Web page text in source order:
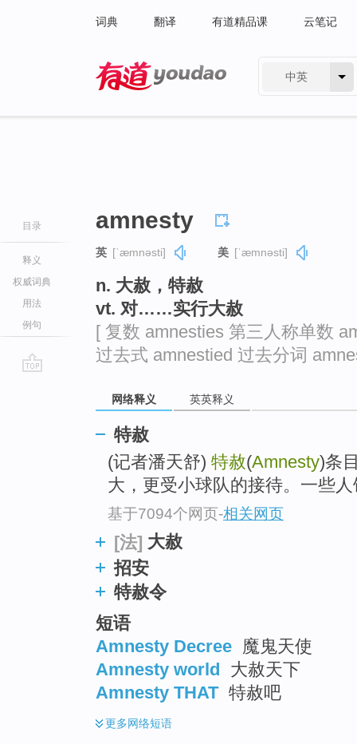
词典 翻译 有道精品课 云笔记
中英
目录
释义
权威词典
用法
例句
amnesty
英 [ˈæmnəsti] 美 [ˈæmnəsti]
n. 大赦，特赦
vt. 对……实行大赦
[ 复数 amnesties 第三人称单数
过去式 amnestied 过去分词
网络释义 英英释义
特赦
(记者潘天舒) 特赦(Amnesty)条
大，更受小球队的接待。一些
基于7094个网页-相关网页
[法] 大赦
招安
特赦令
短语
Amnesty Decree 魔鬼天使
Amnesty world 大赦天下
Amnesty THAT 特赦吧
更多网络短语